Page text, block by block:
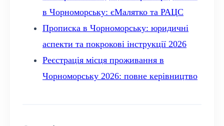
в Чорноморську: єМалятко та РАЦС
Прописка в Чорноморську: юридичні
аспекти та покрокові інструкції 2026
Реєстрація місця проживання в
Чорноморську 2026: повне керівництво